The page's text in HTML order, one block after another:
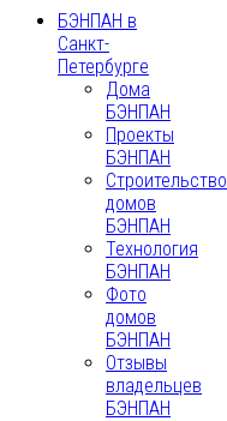
БЭНПАН в
Санкт-
Петербурге
Дома
БЭНПАН
Проекты
БЭНПАН
Строительство
домов
БЭНПАН
Технология
БЭНПАН
Фото
домов
БЭНПАН
Отзывы
владельцев
БЭНПАН